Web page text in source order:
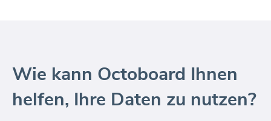
Wie kann Octoboard Ihnen
helfen, Ihre Daten zu nutzen?